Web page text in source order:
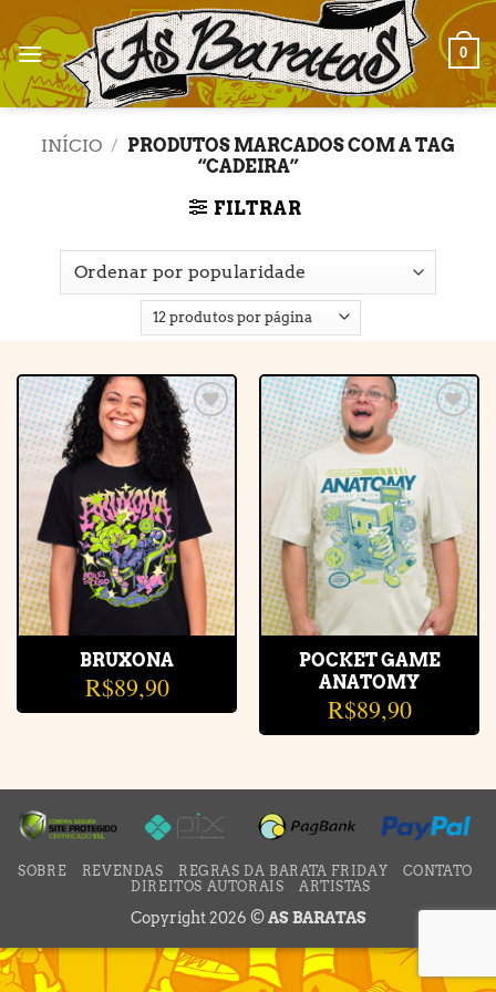
to
content
0
INÍCIO / PRODUTOS MARCADOS COM A TAG
“CADEIRA”
FILTRAR
Adicionar
à lista de
desejos
BRUXONA
R$89,90
Adicionar
à lista de
desejos
POCKET GAME
ANATOMY
R$89,90
SOBRE REVENDAS REGRAS DA BARATA FRIDAY
CONTATO
DIREITOS AUTORAIS
ARTISTAS
Copyright 2026 ©AS BARATAS